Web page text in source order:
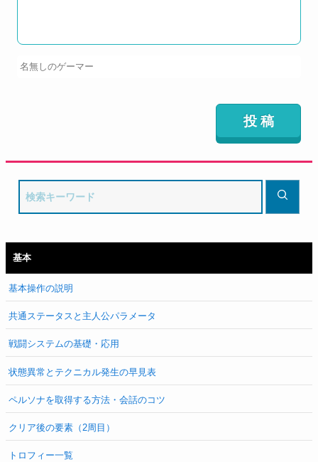
基本
基本操作の説明
共通ステータスと主人公パラメータ
戦闘システムの基礎・応用
状態異常とテクニカル発生の早見表
ペルソナを取得する方法・会話のコツ
クリア後の要素（2周目）
トロフィー一覧